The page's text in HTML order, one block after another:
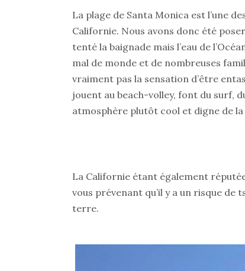
La plage de Santa Monica est l’une
Californie. Nous avons donc été
tenté la baignade mais l’eau de
mal de monde et de nombreuses
vraiment pas la sensation d’être
jouent au beach-volley, font du surf,
atmosphère plutôt cool et digne de
La Californie étant également
vous prévenant qu’il y a un risque de
terre.